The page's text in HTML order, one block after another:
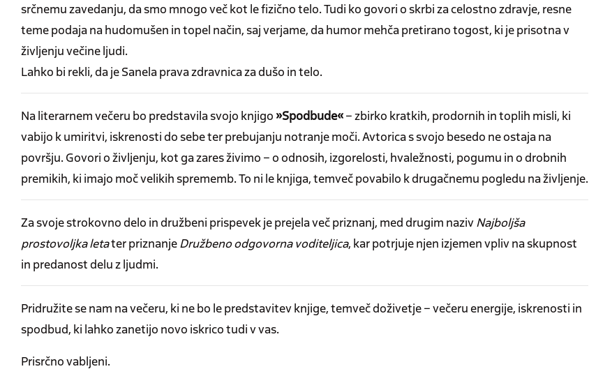
srčnemu zavedanju, da smo mnogo več kot le fizično telo. Tudi ko govori o skrbi za celostno zdravje, resne
teme podaja na hudomušen in topel način, saj verjame, da humor mehča pretirano togost, ki je prisotna v
življenju večine ljudi.
Lahko bi rekli, da je Sanela prava zdravnica za dušo in telo.
Na literarnem večeru bo predstavila svojo knjigo »Spodbude«– zbirko kratkih, prodornih in toplih misli, ki
vabijo k umiritvi, iskrenosti do sebe ter prebujanju notranje moči. Avtorica s svojo besedo ne ostaja na
površju. Govori o življenju, kot ga zares živimo – o odnosih, izgorelosti, hvaležnosti, pogumu in o drobnih
premikih, ki imajo moč velikih sprememb. To ni le knjiga, temveč povabilo k drugačnemu pogledu na življenje.
Za svoje strokovno delo in družbeni prispevek je prejela več priznanj, med drugim naziv Najboljša
prostovoljka letater priznanje Družbeno odgovorna voditeljica, kar potrjuje njen izjemen vpliv na skupnost
in predanost delu z ljudmi.
Pridružite se nam na večeru, ki ne bo le predstavitev knjige, temveč doživetje – večeru energije, iskrenosti in
spodbud, ki lahko zanetijo novo iskrico tudi v vas.
Prisrčno vabljeni.